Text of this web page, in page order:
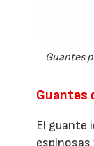
Guantes
Guantes
El guante